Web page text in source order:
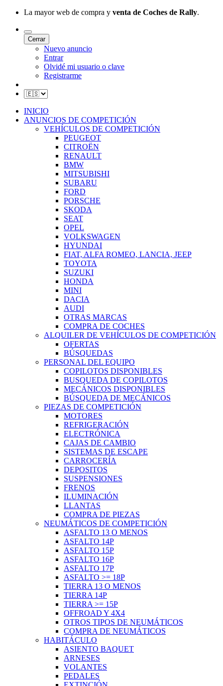
La mayor web de compra y venta de Coches de Rally.
Cerrar
Nuevo anuncio
Entrar
Olvidé mi usuario o clave
Registrarme
INICIO
ANUNCIOS DE COMPETICIÓN
VEHÍCULOS DE COMPETICIÓN
PEUGEOT
CITROËN
RENAULT
BMW
MITSUBISHI
SUBARU
FORD
PORSCHE
SKODA
SEAT
OPEL
VOLKSWAGEN
HYUNDAI
FIAT, ALFA ROMEO, LANCIA, JEEP
TOYOTA
SUZUKI
HONDA
MINI
DACIA
AUDI
OTRAS MARCAS
COMPRA DE COCHES
ALQUILER DE VEHÍCULOS DE COMPETICIÓN
OFERTAS
BÚSQUEDAS
PERSONAL DEL EQUIPO
COPILOTOS DISPONIBLES
BUSQUEDA DE COPILOTOS
MECÁNICOS DISPONIBLES
BÚSQUEDA DE MECÁNICOS
PIEZAS DE COMPETICIÓN
MOTORES
REFRIGERACIÓN
ELECTRÓNICA
CAJAS DE CAMBIO
SISTEMAS DE ESCAPE
CARROCERÍA
DEPOSITOS
SUSPENSIONES
FRENOS
ILUMINACIÓN
LLANTAS
COMPRA DE PIEZAS
NEUMÁTICOS DE COMPETICIÓN
ASFALTO 13 O MENOS
ASFALTO 14P
ASFALTO 15P
ASFALTO 16P
ASFALTO 17P
ASFALTO >= 18P
TIERRA 13 O MENOS
TIERRA 14P
TIERRA >= 15P
OFFROAD Y 4X4
OTROS TIPOS DE NEUMÁTICOS
COMPRA DE NEUMÁTICOS
HABITÁCULO
ASIENTO BAQUET
ARNESES
VOLANTES
PEDALES